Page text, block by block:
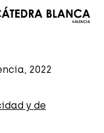
2022
y de